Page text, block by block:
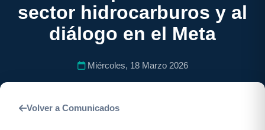
sector hidrocarburos y al
diálogo en el Meta
Miércoles, 18 Marzo 2026
Volver a Comunicados